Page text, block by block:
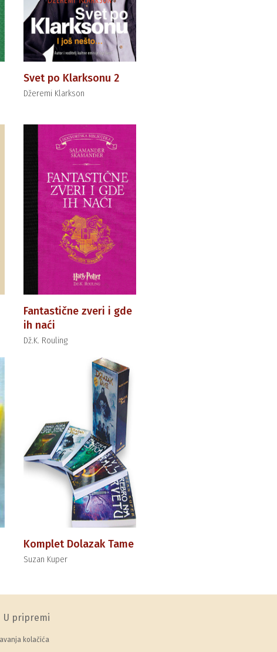
Svet po Klarksonu 2
Džeremi Klarkson
Fantastične zveri i gde
ih naći
Dž.K. Rouling
Komplet Dolazak Tame
Suzan Kuper
U pripremi
kolačića